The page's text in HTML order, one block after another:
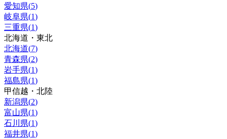
愛知県(5)
岐阜県(1)
三重県(1)
北海道・東北
北海道(7)
青森県(2)
岩手県(1)
福島県(1)
甲信越・北陸
新潟県(2)
富山県(1)
石川県(1)
福井県(1)